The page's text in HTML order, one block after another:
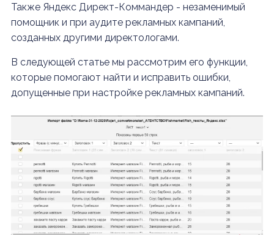
Также Яндекс Директ-Коммандер - незаменимый
помощник и при аудите рекламных кампаний,
созданных другими директологами.
В следующей статье мы рассмотрим его функции,
которые помогают найти и исправить ошибки,
допущенные при настройке рекламных кампаний.